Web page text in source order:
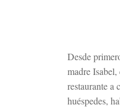
Desde
madre
restaurante a
huéspedes,